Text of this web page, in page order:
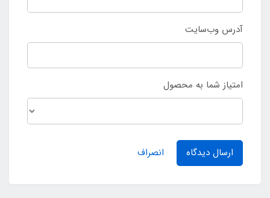
آدرس وب‌سایت
امتیاز شما به محصول
ارسال دیدگاه انصراف